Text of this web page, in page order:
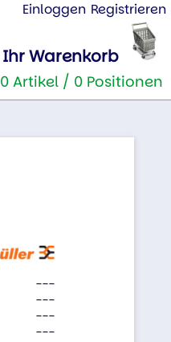
Einloggen Registrieren
Ihr Warenkorb
0 Artikel / 0 Positionen
---
---
---
---